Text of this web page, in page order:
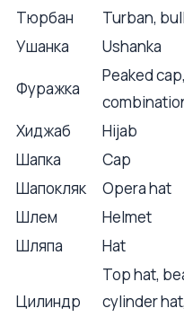
Тюрбан
Turban,
Ушанка
Ushanka
Фуражка
Peaked
Хиджаб
Hijab
Шапка
Cap
Шапокляк
Opera hat
Шлем
Helmet
Шляпа
Hat
Цилиндр
Top hat,
cylinder